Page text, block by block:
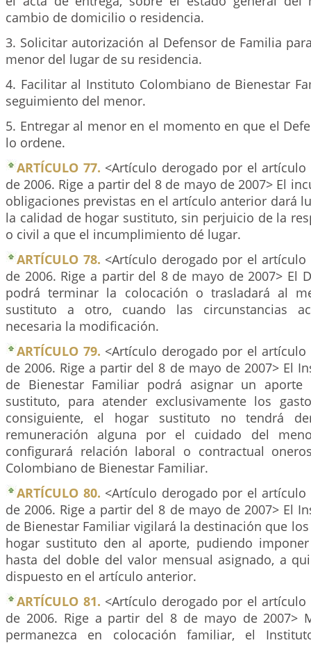
cambio de domicilio o residencia.
3. Solicitar autorización al Defensor de Familia
menor del lugar de su residencia.
4. Facilitar al Instituto Colombiano de Bienestar
seguimiento del menor.
5. Entregar al menor en el momento en que el
lo ordene.
ARTÍCULO 77. <Artículo derogado por el artículo
de 2006. Rige a partir del 8 de mayo de 2007> El
obligaciones previstas en el artículo anterior dará
la calidad de hogar sustituto, sin perjuicio de la
o civil a que el incumplimiento dé lugar.
ARTÍCULO 78. <Artículo derogado por el artículo
de 2006. Rige a partir del 8 de mayo de 2007> El
podrá terminar la colocación o trasladará al
sustituto a otro, cuando las circunstancias
necesaria la modificación.
ARTÍCULO 79. <Artículo derogado por el artículo
de 2006. Rige a partir del 8 de mayo de 2007> El
de Bienestar Familiar podrá asignar un aporte
sustituto, para atender exclusivamente los
consiguiente, el hogar sustituto no tendrá
remuneración alguna por el cuidado del
configurará relación laboral o contractual
Colombiano de Bienestar Familiar.
ARTÍCULO 80. <Artículo derogado por el artículo
de 2006. Rige a partir del 8 de mayo de 2007> El
de Bienestar Familiar vigilará la destinación que
hogar sustituto den al aporte, pudiendo
hasta del doble del valor mensual asignado, a
dispuesto en el artículo anterior.
ARTÍCULO 81. <Artículo derogado por el artículo
de 2006. Rige a partir del 8 de mayo de 2007>
permanezca en colocación familiar, el